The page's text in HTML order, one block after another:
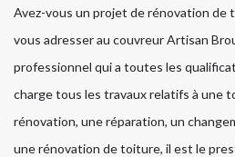
Avez-vous un projet de rénovation de
vous adresser au couvreur Artisan
professionnel qui a toutes les
charge tous les travaux relatifs à une
rénovation, une réparation, un
une rénovation de toiture, il est le